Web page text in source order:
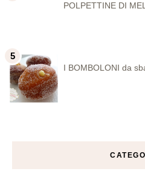
POLPETTINE DI
I BOMBOLONI da